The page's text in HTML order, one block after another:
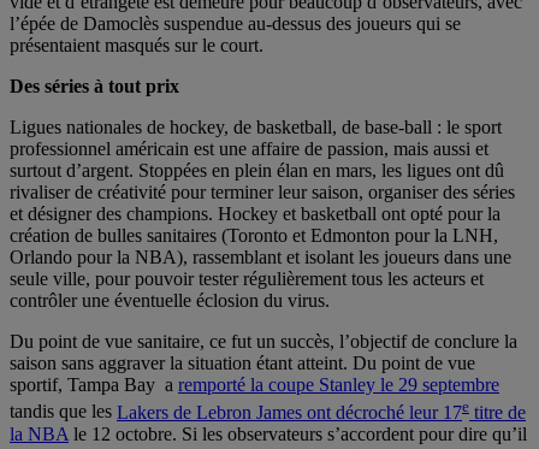
l’épée de Damoclès suspendue au-dessus des joueurs qui se
présentaient masqués sur le court.
Des séries à tout prix
Ligues nationales de hockey, de basketball, de base-ball : le sport
professionnel américain est une affaire de passion, mais aussi et
surtout d’argent. Stoppées en plein élan en mars, les ligues ont dû
rivaliser de créativité pour terminer leur saison, organiser des séries
et désigner des champions. Hockey et basketball ont opté pour la
création de bulles sanitaires (Toronto et Edmonton pour la LNH,
Orlando pour la NBA), rassemblant et isolant les joueurs dans une
seule ville, pour pouvoir tester régulièrement tous les acteurs et
contrôler une éventuelle éclosion du virus.
Du point de vue sanitaire, ce fut un succès, l’objectif de conclure la
saison sans aggraver la situation étant atteint. Du point de vue
sportif, Tampa Bay a remporté la coupe Stanley le 29 septembre
tandis que les Lakers de Lebron James ont décroché leur 17e titre de
la NBA le 12 octobre. Si les observateurs s’accordent pour dire qu’il